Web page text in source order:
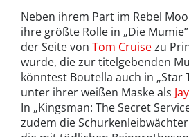
Neben ihrem Part im Rebel
ihre größte Rolle in „Die
der Seite von Tom Cruisezu
wurde, die zur titelgebenden
könntest Boutella auch in „Star
unter ihrer weißen Maske als
In „Kingsman: The Secret
zudem die